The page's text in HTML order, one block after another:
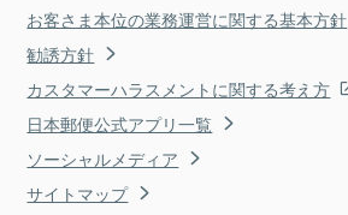
お客さま本位の業務運営に関する基本方針
勧誘方針
カスタマーハラスメントに関する考え方
日本郵便公式アプリ一覧
ソーシャルメディア
サイトマップ